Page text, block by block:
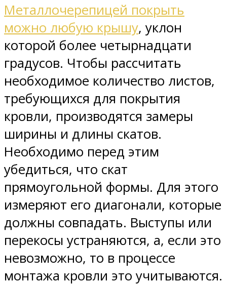
Металлочерепицей покрыть
можно любую крышу, уклон
которой более четырнадцати
градусов. Чтобы рассчитать
необходимое количество листов,
требующихся для покрытия
кровли, производятся замеры
ширины и длины скатов.
Необходимо перед этим
убедиться, что скат
прямоугольной формы. Для этого
измеряют его диагонали, которые
должны совпадать. Выступы или
перекосы устраняются, а, если это
невозможно, то в процессе
монтажа кровли это учитываются.